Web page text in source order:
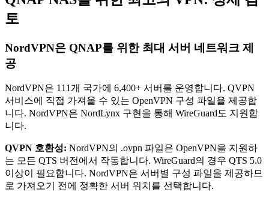
토
NordVPN은 QNAP를 위한 최대 서버 네트워크 제
공
NordVPN은 111개 국가에 6,400+ 서버를 운영합니다. QVPN
서비스에 직접 가져올 수 있는 OpenVPN 구성 파일을 제공합
니다. NordVPN은 NordLynx 구현을 통해 WireGuard도 지원합
니다.
QVPN 호환성: NordVPN의 .ovpn 파일은 OpenVPN을 지원하
는 모든 QTS 버전에서 작동합니다. WireGuard의 경우 QTS 5.0
이상이 필요합니다. NordVPN은 서버별 구성 파일을 제공하므
로 가져오기 전에 정확한 서버 위치를 선택합니다.